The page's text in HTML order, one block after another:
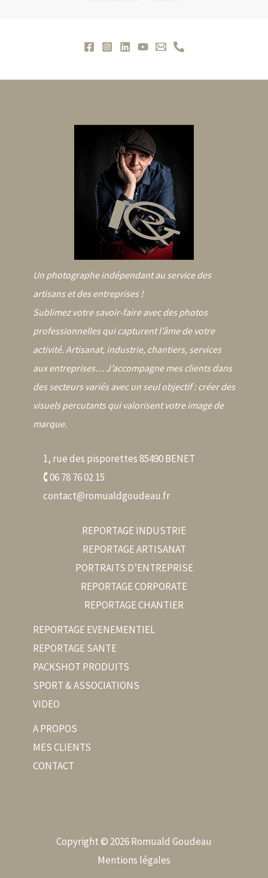
Un photographe indépendant au service des
artisans et des entreprises !
Sublimez votre savoir-faire avec des photos
professionnelles qui capturent l’âme de votre
activité. Artisanat, industrie, chantiers, services
aux entreprises… J’accompagne mes clients dans
des secteurs variés avec un seul objectif : créer des
visuels percutants qui valorisent votre image de
marque.
1, rue des pisporettes 85490 BENET
🕻 06 78 76 02 15
contact@romualdgoudeau.fr
REPORTAGE INDUSTRIE
REPORTAGE ARTISANAT
PORTRAITS D’ENTREPRISE
REPORTAGE CORPORATE
REPORTAGE CHANTIER
REPORTAGE EVENEMENTIEL
REPORTAGE SANTE
PACKSHOT PRODUITS
SPORT & ASSOCIATIONS
VIDEO
A PROPOS
MES CLIENTS
CONTACT
Copyright © 2026 Romuald Goudeau
Mentions légales